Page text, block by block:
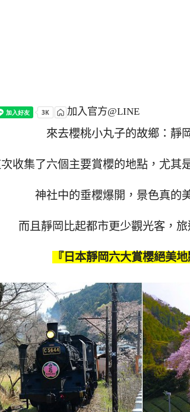
加入官方@LINE
來去櫻桃小丸子的故鄉：靜
收集了六個主要賞櫻的地點，尤其
神社中的垂櫻爆開，景色真的
而且靜岡比起都市更少觀光客，
『日本靜岡六大賞櫻絕美地